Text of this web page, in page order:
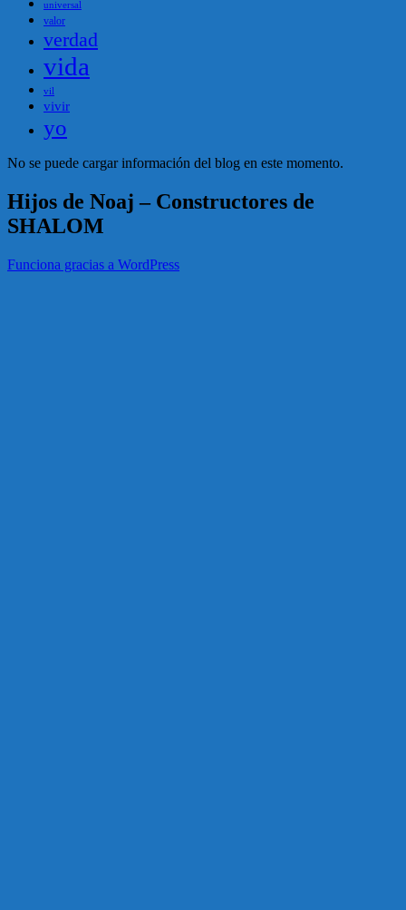
universal
valor
verdad
vida
vil
vivir
yo
No se puede cargar información del blog en este momento.
Hijos de Noaj – Constructores de
SHALOM
Funciona gracias a WordPress